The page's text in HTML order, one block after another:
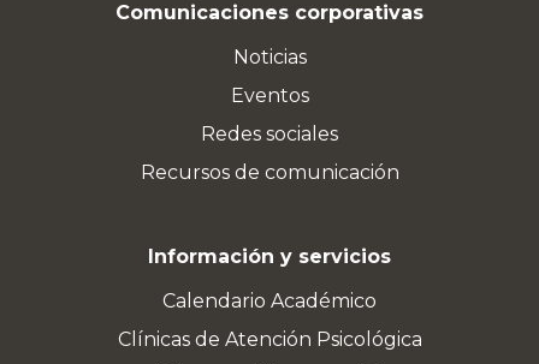
Comunicaciones corporativas
Noticias
Eventos
Redes sociales
Recursos de comunicación
Información y servicios
Calendario Académico
Clínicas de Atención Psicológica